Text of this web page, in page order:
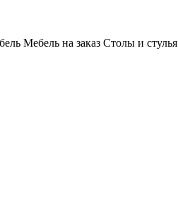
Мебель на заказ Столы и стулья